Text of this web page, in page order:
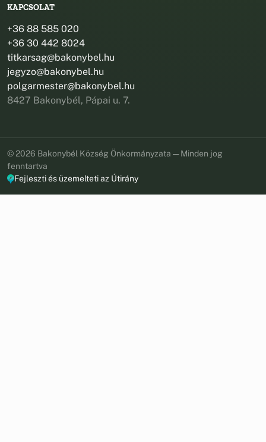
KAPCSOLAT
+36 88 585 020
+36 30 442 8024
titkarsag@bakonybel.hu
jegyzo@bakonybel.hu
polgarmester@bakonybel.hu
8427 Bakonybél, Pápai u. 7.
© 2026 Bakonybél Község Önkormányzata — Minden jog
fenntartva
Fejleszti és üzemelteti az Útirány